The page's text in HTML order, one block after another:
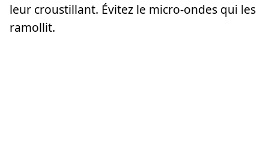
leur croustillant. Évitez le micro-ondes qui les
ramollit.